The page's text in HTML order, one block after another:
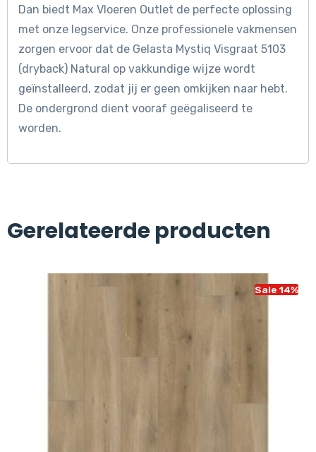
Dan biedt Max Vloeren Outlet de perfecte oplossing
met onze legservice. Onze professionele vakmensen
zorgen ervoor dat de Gelasta Mystiq Visgraat 5103
(dryback) Natural op vakkundige wijze wordt
geïnstalleerd, zodat jij er geen omkijken naar hebt.
De ondergrond dient vooraf geëgaliseerd te
worden.
Gerelateerde producten
Sale 14%